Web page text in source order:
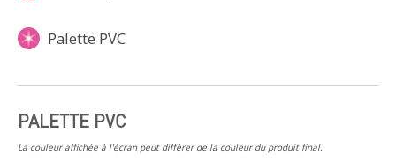
Palette PVC
PALETTE PVC
La couleur affichée à l'écran peut différer de la couleur du produit final.